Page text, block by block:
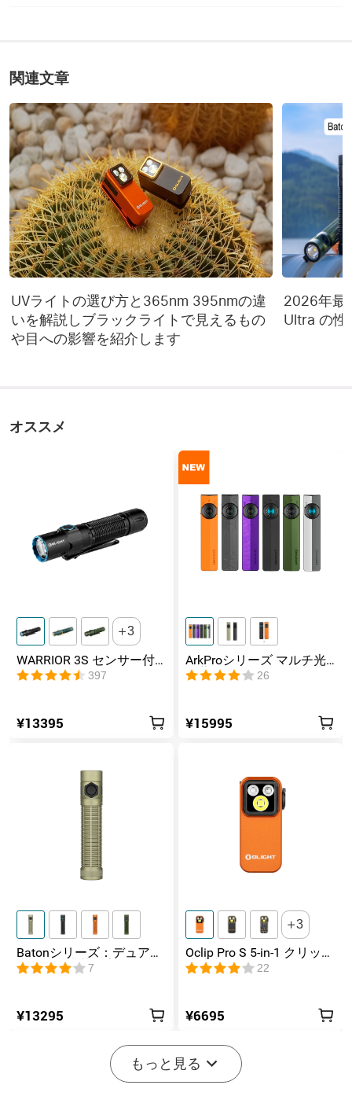
関連文章
UVライトの選び方と365nm 395nmの違
いを解説しブラックライトで見えるもの
や目への影響を紹介します
2026年最
Ultra の性
オススメ
3
WARRIOR 3S センサー付
きタクティカルライト マ
グネット充電式 懐中電灯
397
¥13395
ArkProシリーズ マルチ光
源薄型フラッシュライト
26
¥15995
Batonシリーズ：デュアル
スイッチ搭載の高ルーメ
ンコンパクトEDC懐中電灯
7
¥13295
3
Oclip Pro S 5-in-1 クリップ
式懐中電灯 UV & RGB 5光
源搭載 充電式ミニライト
22
¥6695
もっと見る